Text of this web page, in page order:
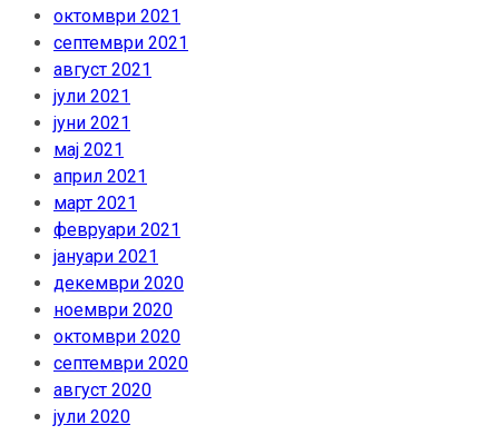
октомври 2021
септември 2021
август 2021
јули 2021
јуни 2021
мај 2021
април 2021
март 2021
февруари 2021
јануари 2021
декември 2020
ноември 2020
октомври 2020
септември 2020
август 2020
јули 2020